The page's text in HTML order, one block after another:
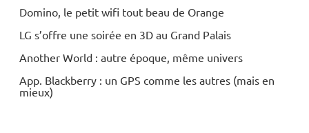
Domino, le petit wifi tout beau de Orange
LG s’offre une soirée en 3D au Grand Palais
Another World : autre époque, même univers
App. Blackberry : un GPS comme les autres (mais en
mieux)